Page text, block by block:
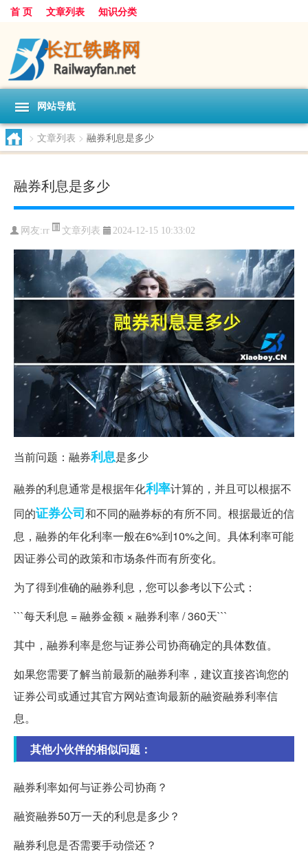
首 页 文章列表 知识分类
网站导航
> 文章列表 > 融券利息是多少
融券利息是多少
网友:rr 文章列表 2024-12-15 10:33:02
当前问题：融券利息是多少
融券的利息通常是根据年化利率计算的，并且可以根据不
同的证券公司和不同的融券标的有所不同。根据最近的信
息，融券的年化利率一般在6%到10%之间。具体利率可能
因证券公司的政策和市场条件而有所变化。
为了得到准确的融券利息，您可以参考以下公式：
```每天利息 = 融券金额 × 融券利率 / 360天```
其中，融券利率是您与证券公司协商确定的具体数值。
如果您需要了解当前最新的融券利率，建议直接咨询您的
证券公司或通过其官方网站查询最新的融资融券利率信
息。
其他小伙伴的相似问题：
融券利率如何与证券公司协商？
融资融券50万一天的利息是多少？
融券利息是否需要手动偿还？